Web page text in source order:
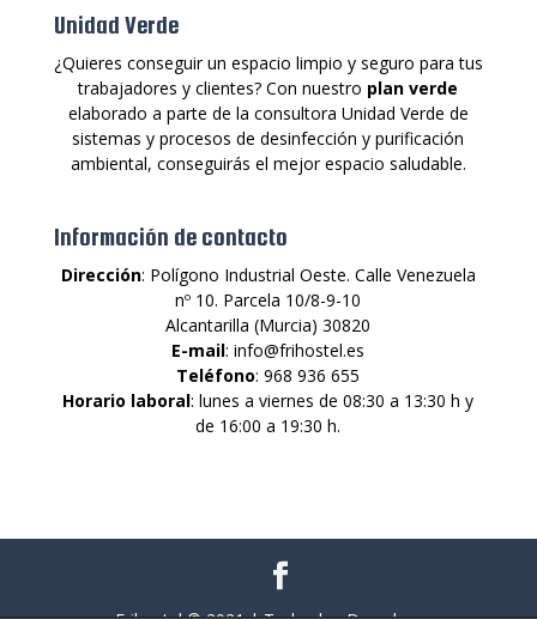
Unidad Verde
¿Quieres conseguir un espacio limpio y seguro para tus
trabajadores y clientes? Con nuestro plan verde
elaborado a parte de la consultora Unidad Verde de
sistemas y procesos de desinfección y purificación
ambiental, conseguirás el mejor espacio saludable.
Información de contacto
Dirección: Polígono Industrial Oeste. Calle Venezuela
nº 10. Parcela 10/8-9-10
Alcantarilla (Murcia) 30820
E-mail: info@frihostel.es
Teléfono: 968 936 655
Horario laboral: lunes a viernes de 08:30 a 13:30 h y
de 16:00 a 19:30 h.